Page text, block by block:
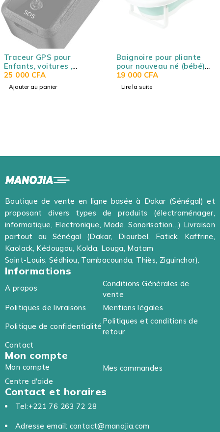
pour
,
âgées,
Baignoire pour pliante
pour nouveau né (bébé)
portable et pliable de
grande taille avec fond
CFA
Boutique de vente en ligne basée à Dakar (Sénégal) et
proposant divers types de produits (électroménager,
informatique, Electronique, Mode, Sonorisation…) Livraison
partout au Sénégal (Dakar, Diourbel, Fatick, Kaffrine,
Kaolack, Kédougou, Kolda, Louga, Matam
Saint-Louis, Sédhiou, Tambacounda, Thiès, Ziguinchor).
Informations
A propos
Conditions Générales de
vente
Politiques de livraisons
Mentions légales
Politique de confidentialité
Politiques et conditions de
retour
Contact
Mon compte
Mon compte
Mes commandes
Centre d'aide
Contact et horaires
Tel:+221 76 263 72 28
Adresse email: contact@manojia.com